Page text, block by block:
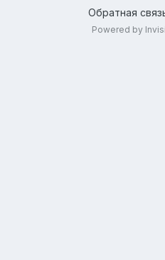
Обратная
Powered by